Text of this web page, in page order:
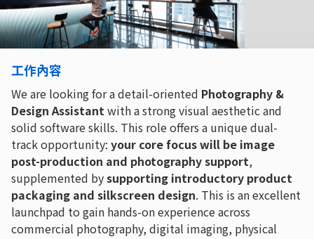
工作內容
We are looking for a detail-oriented Photography &
Design Assistantwith a strong visual aesthetic and
solid software skills. This role offers a unique dual-
track opportunity: your core focus will be image
post-production and photography support,
supplemented bysupporting introductory product
packaging and silkscreen design. This is an excellent
launchpad to gain hands-on experience across
commercial photography, digital imaging, physical